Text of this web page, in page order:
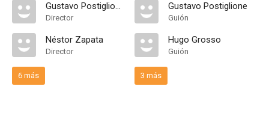
Gustavo Postiglione
Director
Néstor Zapata
Director
6 más
Gustavo Postiglione
Guión
Hugo Grosso
Guión
3 más